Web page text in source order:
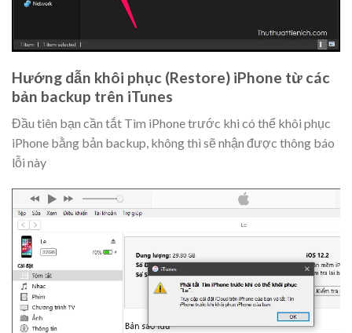
Hướng dẫn khôi phục (Restore) iPhone từ các
bản backup trên iTunes
Đầu tiên bạn cần tắt Tìm iPhone trước khi có thể khôi phục
iPhone bằng bản backup, không thì sẽ nhận được thông báo
lỗi này